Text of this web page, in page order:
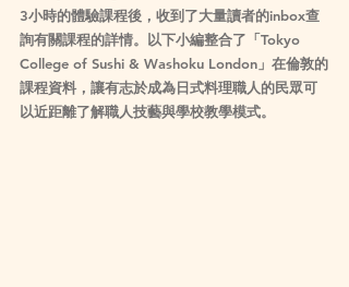
3小時的體驗課程後，收到了大量讀者的inbox查
詢有關課程的詳情。以下小編整合了「Tokyo
College of Sushi & Washoku London」在倫敦的
課程資料，讓有志於成為日式料理職人的民眾可
以近距離了解職人技藝與學校教學模式。